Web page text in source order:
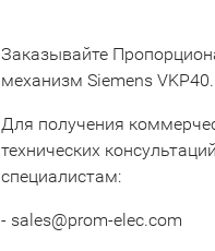
Заказывайте
механизм Siemens
Для получения
технических
специалистам:
- sales@prom-elec.com